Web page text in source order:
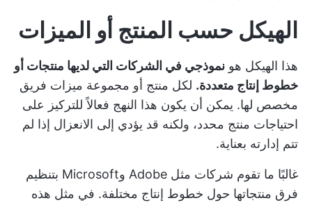
الهيكل حسب المنتج أو الميزات
هذا الهيكل هو نموذجي في الشركات التي لديها منتجات أو
خطوط إنتاج متعددة. لكل منتج أو مجموعة ميزات فريق
مخصص لها. يمكن أن يكون هذا النهج فعالاً للتركيز على
احتياجات منتج محدد، ولكنه قد يؤدي إلى الانعزال إذا لم
تتم إدارته بعناية.
غالبًا ما تقوم شركات مثل Adobe وMicrosoft بتنظيم
فرق منتجاتها حول خطوط إنتاج مختلفة. في مثل هذه